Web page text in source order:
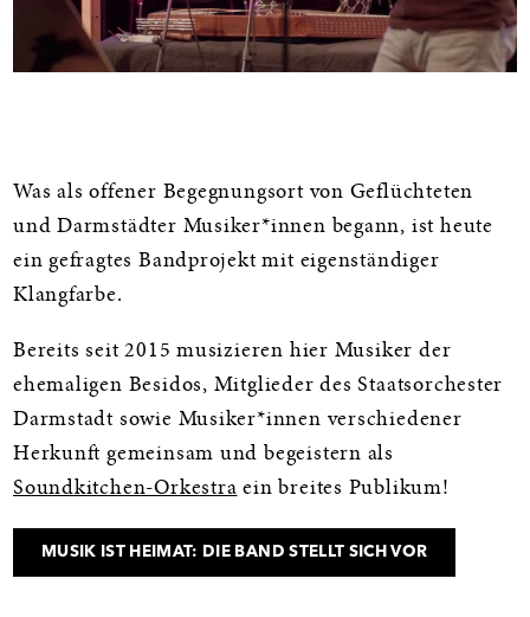
Informationen
Was als offener Begegnungsort von Geflüchteten
und Darmstädter Musiker*innen begann, ist heute
ein gefragtes Bandprojekt mit eigenständiger
Klangfarbe.
Bereits seit 2015 musizieren hier Musiker der
ehemaligen Besidos, Mitglieder des Staatsorchester
Darmstadt sowie Musiker*innen verschiedener
Herkunft gemeinsam und begeistern als
Soundkitchen-Orkestra ein breites Publikum!
MUSIK IST HEIMAT: DIE BAND STELLT SICH VOR